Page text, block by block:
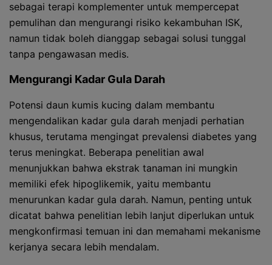
sebagai terapi komplementer untuk mempercepat
pemulihan dan mengurangi risiko kekambuhan ISK,
namun tidak boleh dianggap sebagai solusi tunggal
tanpa pengawasan medis.
Mengurangi Kadar Gula Darah
Potensi daun kumis kucing dalam membantu
mengendalikan kadar gula darah menjadi perhatian
khusus, terutama mengingat prevalensi diabetes yang
terus meningkat. Beberapa penelitian awal
menunjukkan bahwa ekstrak tanaman ini mungkin
memiliki efek hipoglikemik, yaitu membantu
menurunkan kadar gula darah. Namun, penting untuk
dicatat bahwa penelitian lebih lanjut diperlukan untuk
mengkonfirmasi temuan ini dan memahami mekanisme
kerjanya secara lebih mendalam.